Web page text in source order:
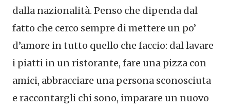
dalla nazionalità. Penso che dipenda dal
fatto che cerco sempre di mettere un po’
d’amore in tutto quello che faccio: dal lavare
i piatti in un ristorante, fare una pizza con
amici, abbracciare una persona sconosciuta
e raccontargli chi sono, imparare un nuovo